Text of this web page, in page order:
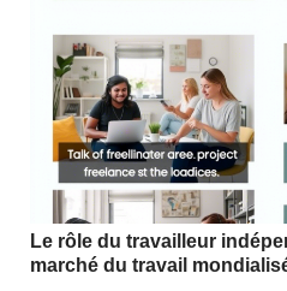
Le rôle du travailleur
marché du travail